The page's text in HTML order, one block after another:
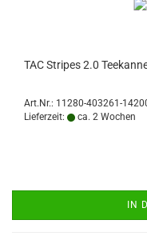
TAC Stripes 2.0
Art.Nr.: 11280-403261-
Lieferzeit:
ca. 2 Wochen
IN